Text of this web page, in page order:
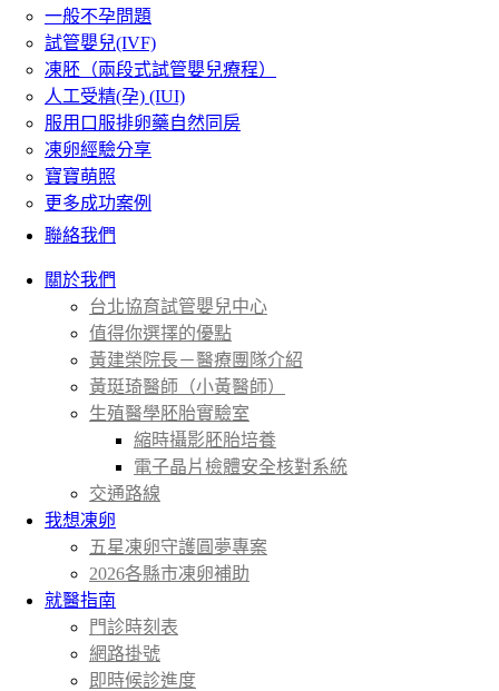
一般不孕問題
試管嬰兒(IVF)
凍胚（兩段式試管嬰兒療程）
人工受精(孕) (IUI)
服用口服排卵藥自然同房
凍卵經驗分享
寶寶萌照
更多成功案例
聯絡我們
關於我們
台北協育試管嬰兒中心
值得你選擇的優點
黃建榮院長－醫療團隊介紹
黃珽琦醫師（小黃醫師）
生殖醫學胚胎實驗室
縮時攝影胚胎培養
電子晶片檢體安全核對系統
交通路線
我想凍卵
五星凍卵守護圓夢專案
2026各縣市凍卵補助
就醫指南
門診時刻表
網路掛號
即時候診進度